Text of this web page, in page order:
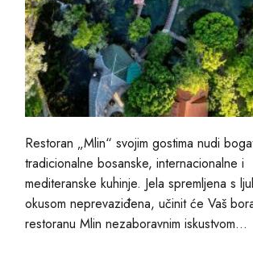
Restoran „Mlin“ svojim gostima nudi
tradicionalne bosanske, internacionalne i
mediteranske kuhinje. Jela spremljena s
okusom neprevaziđena, učinit će Vaš
restoranu Mlin nezaboravnim iskustvom...